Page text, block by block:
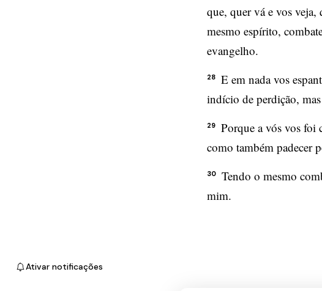
Ativar notificações
que, quer vá e vos veja,
mesmo espírito,
evangelho.
28
E em nada vos
indício de perdição,
29
Porque a vós vos foi
como também padecer
30
Tendo o mesmo
mim.